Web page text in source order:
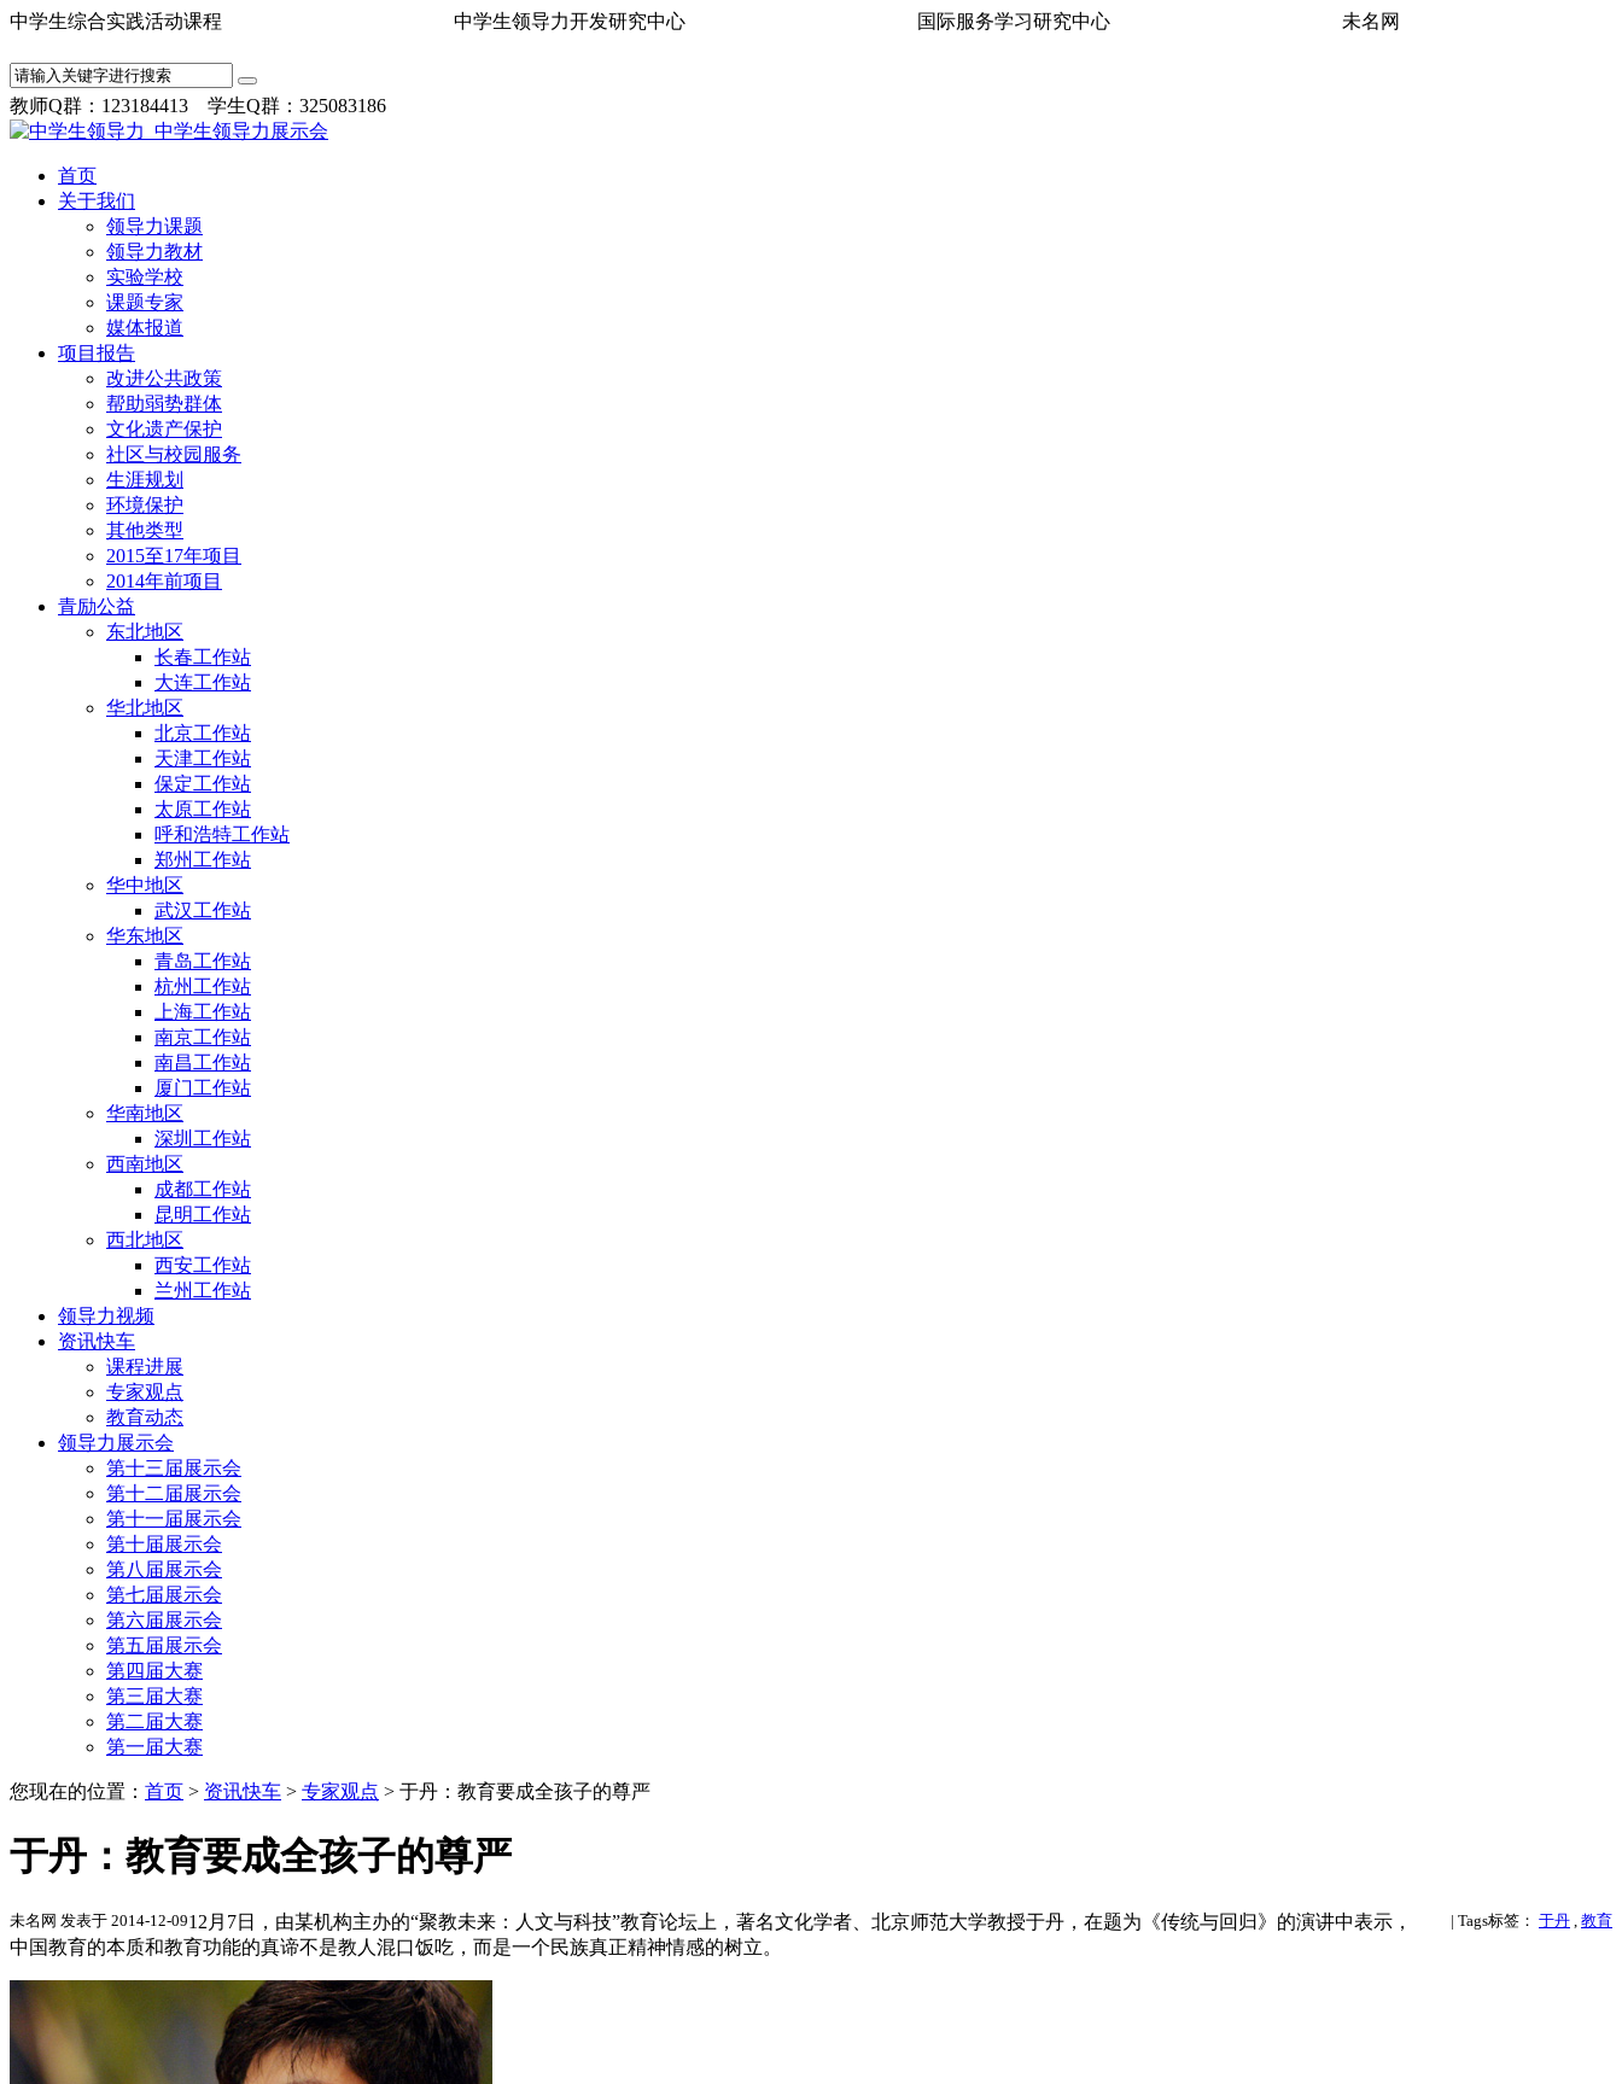
中学生综合实践活动课程 中学生领导力开发研究中心 国际服务学习研究中心 未名网
教师Q群：123184413 学生Q群：325083186
首页
关于我们
领导力课题
领导力教材
实验学校
课题专家
媒体报道
项目报告
改进公共政策
帮助弱势群体
文化遗产保护
社区与校园服务
生涯规划
环境保护
其他类型
2015至17年项目
2014年前项目
青励公益
东北地区
长春工作站
大连工作站
华北地区
北京工作站
天津工作站
保定工作站
太原工作站
呼和浩特工作站
郑州工作站
华中地区
武汉工作站
华东地区
青岛工作站
杭州工作站
上海工作站
南京工作站
南昌工作站
厦门工作站
华南地区
深圳工作站
西南地区
成都工作站
昆明工作站
西北地区
西安工作站
兰州工作站
领导力视频
资讯快车
课程进展
专家观点
教育动态
领导力展示会
第十三届展示会
第十二届展示会
第十一届展示会
第十届展示会
第八届展示会
第七届展示会
第六届展示会
第五届展示会
第四届大赛
第三届大赛
第二届大赛
第一届大赛
您现在的位置： 首页 > 资讯快车 > 专家观点 > 于丹：教育要成全孩子的尊严
于丹：教育要成全孩子的尊严
| Tags标签： 于丹 教育
未名网 发表于 2014-12-0912月7日，由某机构主办的“聚教未来：人文与科技”教育论坛上，著名文化学者、北京师范大学教授于丹，在题为《传统与回归》的演讲中表示，
中国教育的本质和教育功能的真谛不是教人混口饭吃，而是一个民族真正精神情感的树立。